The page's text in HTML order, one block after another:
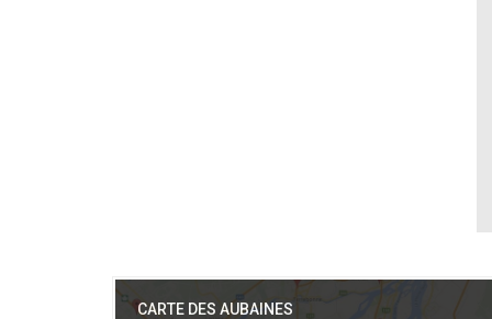
CARTE DES AUBAINES